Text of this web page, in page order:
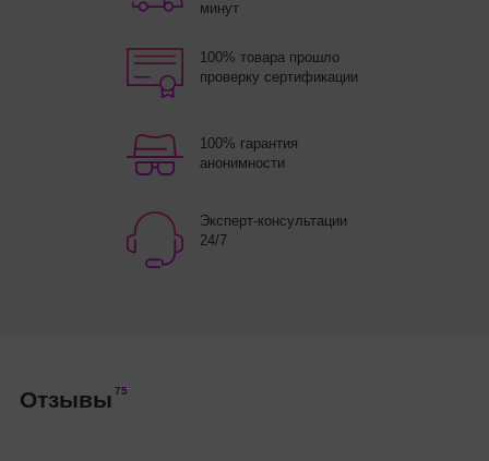
минут
100% товара прошло
проверку сертификации
100% гарантия
анонимности
Эксперт-консультации
24/7
Отзывы 75